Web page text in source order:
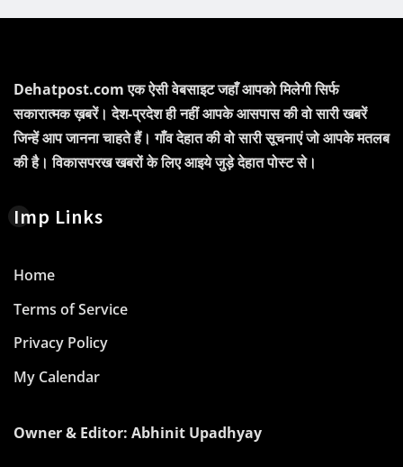
Dehatpost.com एक ऐसी वेबसाइट जहाँ आपको मिलेगी सिर्फ
सकारात्मक ख़बरें। देश-प्रदेश ही नहीं आपके आसपास की वो सारी खबरें
जिन्हें आप जानना चाहते हैं। गाँव देहात की वो सारी सूचनाएं जो आपके मतलब
की है। विकासपरख खबरों के लिए आइये जुड़े देहात पोस्ट से।
Imp Links
Home
Terms of Service
Privacy Policy
My Calendar
Owner & Editor: Abhinit Upadhyay